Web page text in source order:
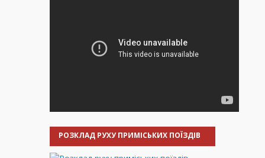
РОЗКЛАД РУХУ ПРИМІСЬКИХ ПОЇЗДІВ